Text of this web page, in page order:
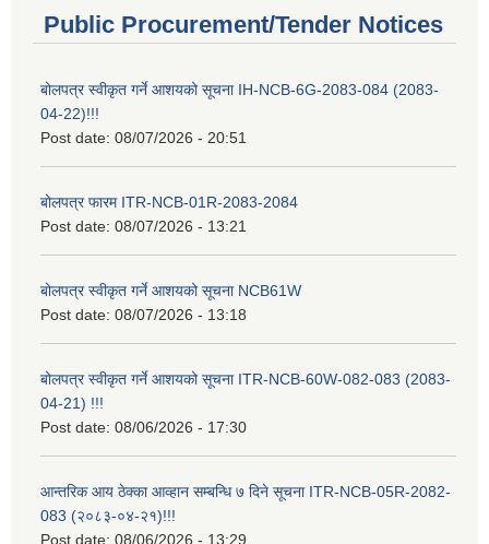
Public Procurement/Tender Notices
बोलपत्र स्वीकृत गर्ने आशयको सूचना IH-NCB-6G-2083-084 (2083-
04-22)!!!
Post date: 08/07/2026 - 20:51
बोलपत्र फारम ITR-NCB-01R-2083-2084
Post date: 08/07/2026 - 13:21
बोलपत्र स्वीकृत गर्ने आशयको सूचना NCB61W
Post date: 08/07/2026 - 13:18
बोलपत्र स्वीकृत गर्ने आशयको सूचना ITR-NCB-60W-082-083 (2083-
04-21) !!!
Post date: 08/06/2026 - 17:30
आन्तरिक आय ठेक्का आव्हान सम्बन्धि ७ दिने सूचना ITR-NCB-05R-2082-
083 (२०८३-०४-२१)!!!
Post date: 08/06/2026 - 13:29